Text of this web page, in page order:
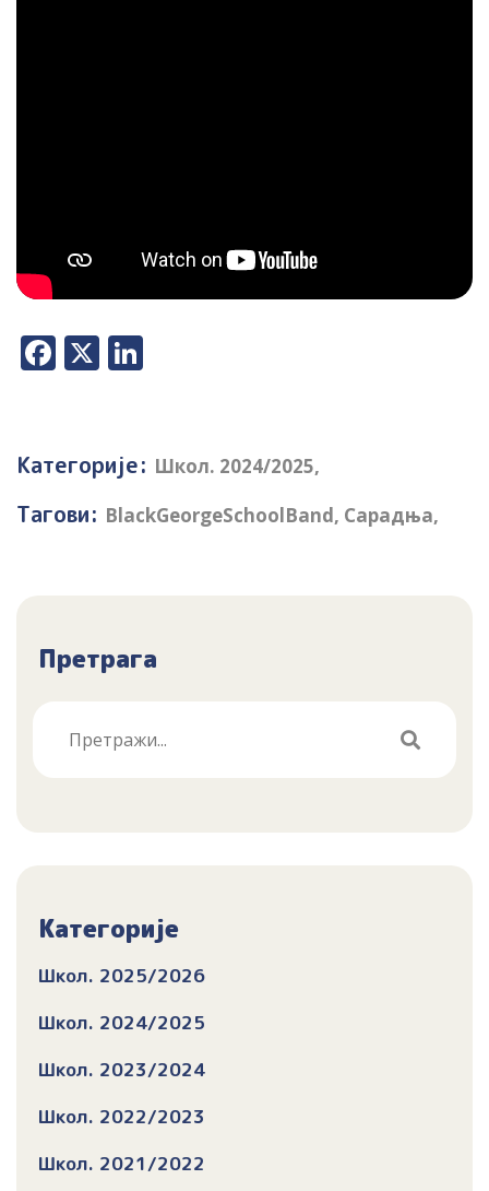
Facebook
X
Категорије: Школ. 2024/2025,
Тагови: BlackGeorgeSchoolBand, Сарадња,
Претрага
Категорије
Школ. 2025/2026
Школ. 2024/2025
Школ. 2023/2024
Школ. 2022/2023
Школ. 2021/2022